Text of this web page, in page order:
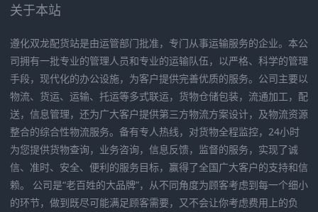
关于本站
遵化双龙配货站是由运管部门批准，专门从事运输服务的企业。本公
司拥有一批专业的管理人员和专业的运输队伍，以严格、科学的管理
手段，现代化的办公设施，为客户提供完善优质的服务。公司主要以
物流、货运、运输、托运等多式联运，货物仓储包装，流通加工，配
送，信息管理，还为广大客户提供第三方物流方案设计，及物流资源
整合的综合性物流服务。备有专人热线，对货物全程监控，24小时
为您提供货物查询，业务咨询，信息反馈，监督的服务，实现了诚
信、准时、安全、便利的服务目标，赢得了全国广大客户的支持和信
赖。 公司是“老百姓的大品牌”，从不同角度为顾客考虑到每一个细小
的环节，做到既尽可能满足顾客需要，又不会让你考虑费用上的负